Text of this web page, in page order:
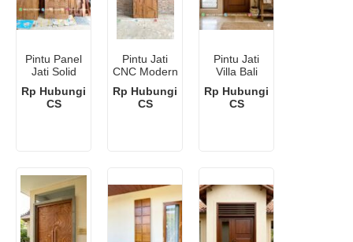
Pintu Panel
Jati Solid
Rp Hubungi
CS
Pintu Jati
CNC Modern
Rp Hubungi
CS
Pintu Jati
Villa Bali
Rp Hubungi
CS